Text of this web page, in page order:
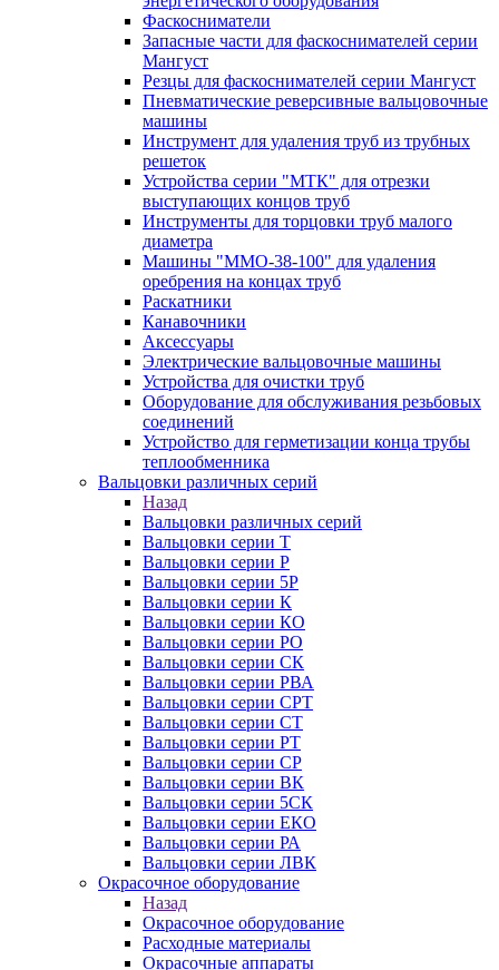
Фаскосниматели
Запасные части для фаскоснимателей серии
Мангуст
Резцы для фаскоснимателей серии Мангуст
Пневматические реверсивные вальцовочные
машины
Инструмент для удаления труб из трубных
решеток
Устройства серии "МТК" для отрезки
выступающих концов труб
Инструменты для торцовки труб малого
диаметра
Машины "ММО-38-100" для удаления
оребрения на концах труб
Раскатники
Канавочники
Аксессуары
Электрические вальцовочные машины
Устройства для очистки труб
Оборудование для обслуживания резьбовых
соединений
Устройство для герметизации конца трубы
теплообменника
Вальцовки различных серий
Назад
Вальцовки различных серий
Вальцовки серии Т
Вальцовки серии Р
Вальцовки серии 5Р
Вальцовки серии К
Вальцовки серии КО
Вальцовки серии РО
Вальцовки серии СК
Вальцовки серии РВА
Вальцовки серии СРТ
Вальцовки серии СТ
Вальцовки серии РТ
Вальцовки серии СР
Вальцовки серии ВК
Вальцовки серии 5СК
Вальцовки серии ЕКО
Вальцовки серии РА
Вальцовки серии ЛВК
Окрасочное оборудование
Назад
Окрасочное оборудование
Расходные материалы
Окрасочные аппараты